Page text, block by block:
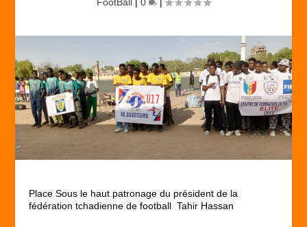
Place Sous le haut patronage du président de la
fédération tchadienne de football Tahir Hassan